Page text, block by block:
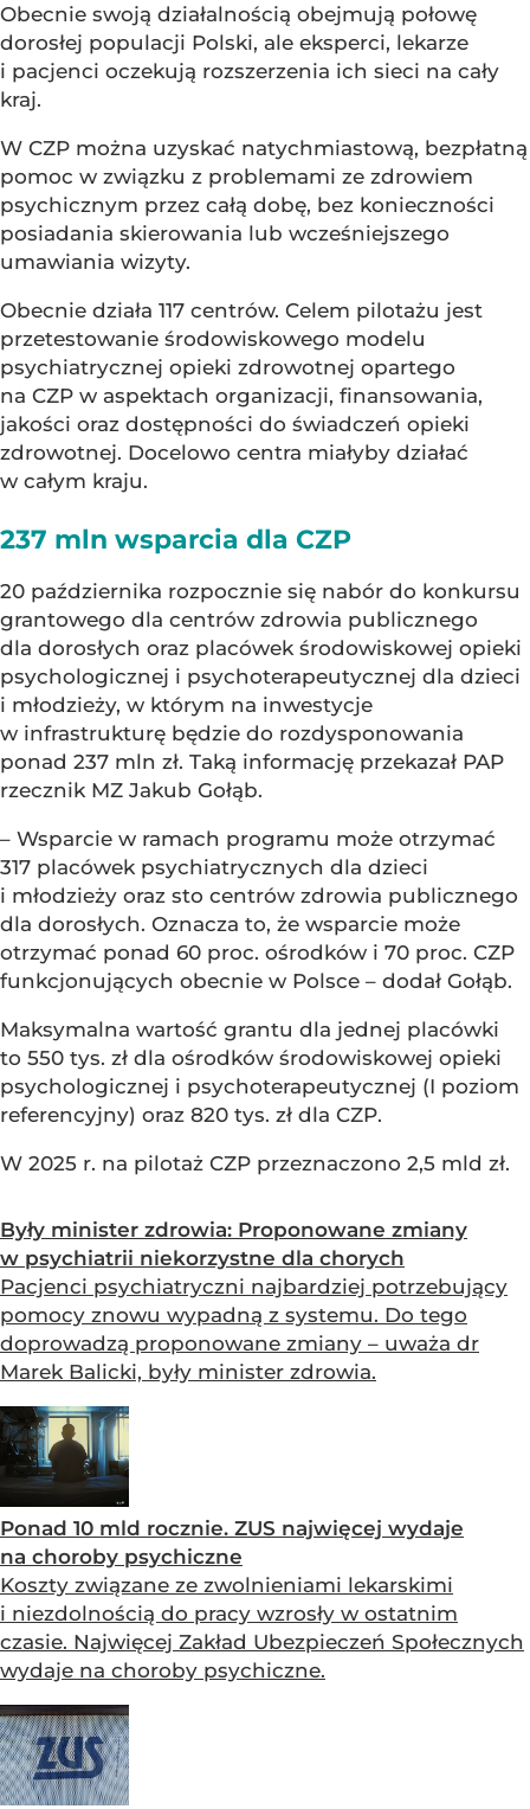
Obecnie swoją działalnością obejmują połowę
dorosłej populacji Polski, ale eksperci, lekarze
i pacjenci oczekują rozszerzenia ich sieci na cały
kraj.
W CZP można uzyskać natychmiastową, bezpłatną
pomoc w związku z problemami ze zdrowiem
psychicznym przez całą dobę, bez konieczności
posiadania skierowania lub wcześniejszego
umawiania wizyty.
Obecnie działa 117 centrów. Celem pilotażu jest
przetestowanie środowiskowego modelu
psychiatrycznej opieki zdrowotnej opartego
na CZP w aspektach organizacji, finansowania,
jakości oraz dostępności do świadczeń opieki
zdrowotnej. Docelowo centra miałyby działać
w całym kraju.
237 mln wsparcia dla CZP
20 października rozpocznie się nabór do konkursu
grantowego dla centrów zdrowia publicznego
dla dorosłych oraz placówek środowiskowej opieki
psychologicznej i psychoterapeutycznej dla dzieci
i młodzieży, w którym na inwestycje
w infrastrukturę będzie do rozdysponowania
ponad 237 mln zł. Taką informację przekazał PAP
rzecznik MZ Jakub Gołąb.
– Wsparcie w ramach programu może otrzymać
317 placówek psychiatrycznych dla dzieci
i młodzieży oraz sto centrów zdrowia publicznego
dla dorosłych. Oznacza to, że wsparcie może
otrzymać ponad 60 proc. ośrodków i 70 proc. CZP
funkcjonujących obecnie w Polsce – dodał Gołąb.
Maksymalna wartość grantu dla jednej placówki
to 550 tys. zł dla ośrodków środowiskowej opieki
psychologicznej i psychoterapeutycznej (I poziom
referencyjny) oraz 820 tys. zł dla CZP.
W 2025 r. na pilotaż CZP przeznaczono 2,5 mld zł.
Były minister zdrowia: Proponowane zmiany
w psychiatrii niekorzystne dla chorych
Pacjenci psychiatryczni najbardziej potrzebujący
pomocy znowu wypadną z systemu. Do tego
doprowadzą proponowane zmiany – uważa dr
Marek Balicki, były minister zdrowia.
Ponad 10 mld rocznie. ZUS najwięcej wydaje
na choroby psychiczne
Koszty związane ze zwolnieniami lekarskimi
i niezdolnością do pracy wzrosły w ostatnim
czasie. Najwięcej Zakład Ubezpieczeń Społecznych
wydaje na choroby psychiczne.